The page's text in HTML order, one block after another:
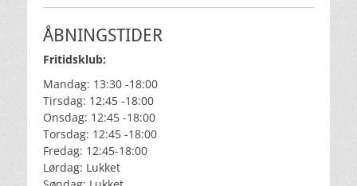
ÅBNINGSTIDER
Fritidsklub:
Mandag: 13:30 -18:00
Tirsdag: 12:45 -18:00
Onsdag: 12:45 -18:00
Torsdag: 12:45 -18:00
Fredag: 12:45-18:00
Lørdag: Lukket